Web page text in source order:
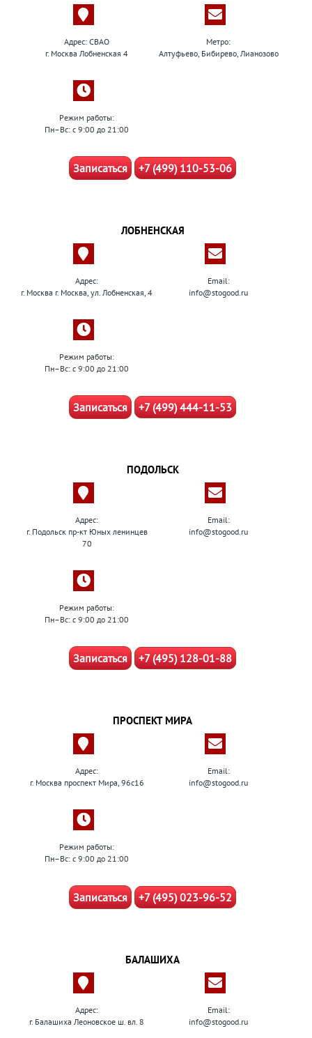
Адрес: СВАО
г. Москва Лобненская 4
Метро:
Алтуфьево, Бибирево, Лианозово
Режим работы:
Пн–Вс: с 9:00 до 21:00
Записаться +7 (499) 110-53-06
ЛОБНЕНСКАЯ
Адрес:
г. Москва г. Москва, ул. Лобненская, 4
Email:
info@stogood.ru
Режим работы:
Пн–Вс: с 9:00 до 21:00
Записаться +7 (499) 444-11-53
ПОДОЛЬСК
Адрес:
г. Подольск пр-кт Юных ленинцев
70
Email:
info@stogood.ru
Режим работы:
Пн–Вс: с 9:00 до 21:00
Записаться +7 (495) 128-01-88
ПРОСПЕКТ МИРА
Адрес:
г. Москва проспект Мира, 96с16
Email:
info@stogood.ru
Режим работы:
Пн–Вс: с 9:00 до 21:00
Записаться +7 (495) 023-96-52
БАЛАШИХА
Адрес:
г. Балашиха Леоновское ш. вл. 8
Email:
info@stogood.ru